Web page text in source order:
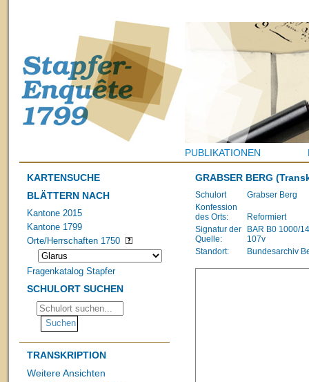
PUBLIKATIONEN
KARTENSUCHE
BLÄTTERN NACH
Kantone 2015
Kantone 1799
Orte/Herrschaften 1750
Fragenkatalog Stapfer
SCHULORT SUCHEN
TRANSKRIPTION
Weitere Ansichten
GRABSER BERG
Schulort
Grabser Berg
Konfession
des Orts:
Reformiert
Signatur der
Quelle:
BAR B0 1000/
107v
Standort:
Bundesarchiv